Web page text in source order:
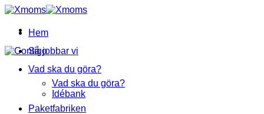
Skip
contentHem
Så jobbar vi
Vad ska du göra?
Vad ska du göra?
Idébank
Paketfabriken